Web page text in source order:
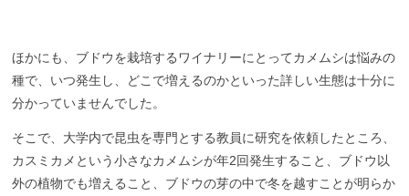
ほかにも ブドウを栽培するワイナリーにとってカメムシは悩みの
種で、いつ発生し、どこで増えるのかといった詳しい生態は十分に
分かっていませんでした。
そこで、 大学内で昆虫を専門 とする教員に研究を依頼したところ、
カスミカメという小さなカメムシが年2回発生すること、ブドウ以
外の植物でも増えること、ブドウの芽の中で冬を越すことが明らか